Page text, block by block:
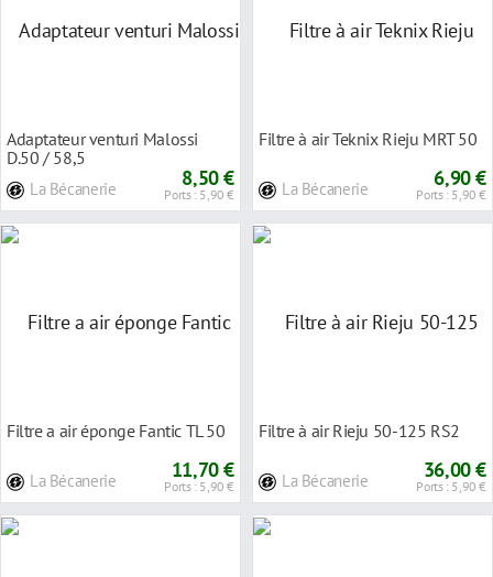
Adaptateur venturi Malossi
D.50 / 58,5
La Bécanerie 8,50 €
Ports : 5,90 €
Filtre à air Teknix Rieju MRT 50
La Bécanerie 6,90 €
Ports : 5,90 €
Filtre a air éponge Fantic TL 50
La Bécanerie 11,70 €
Ports : 5,90 €
Filtre à air Rieju 50-125 RS2
La Bécanerie 36,00 €
Ports : 5,90 €